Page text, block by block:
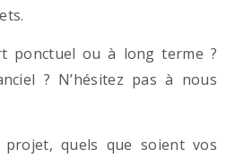
ponctuel ou à long terme ?
? N’hésitez pas à nous
quels que soient vos